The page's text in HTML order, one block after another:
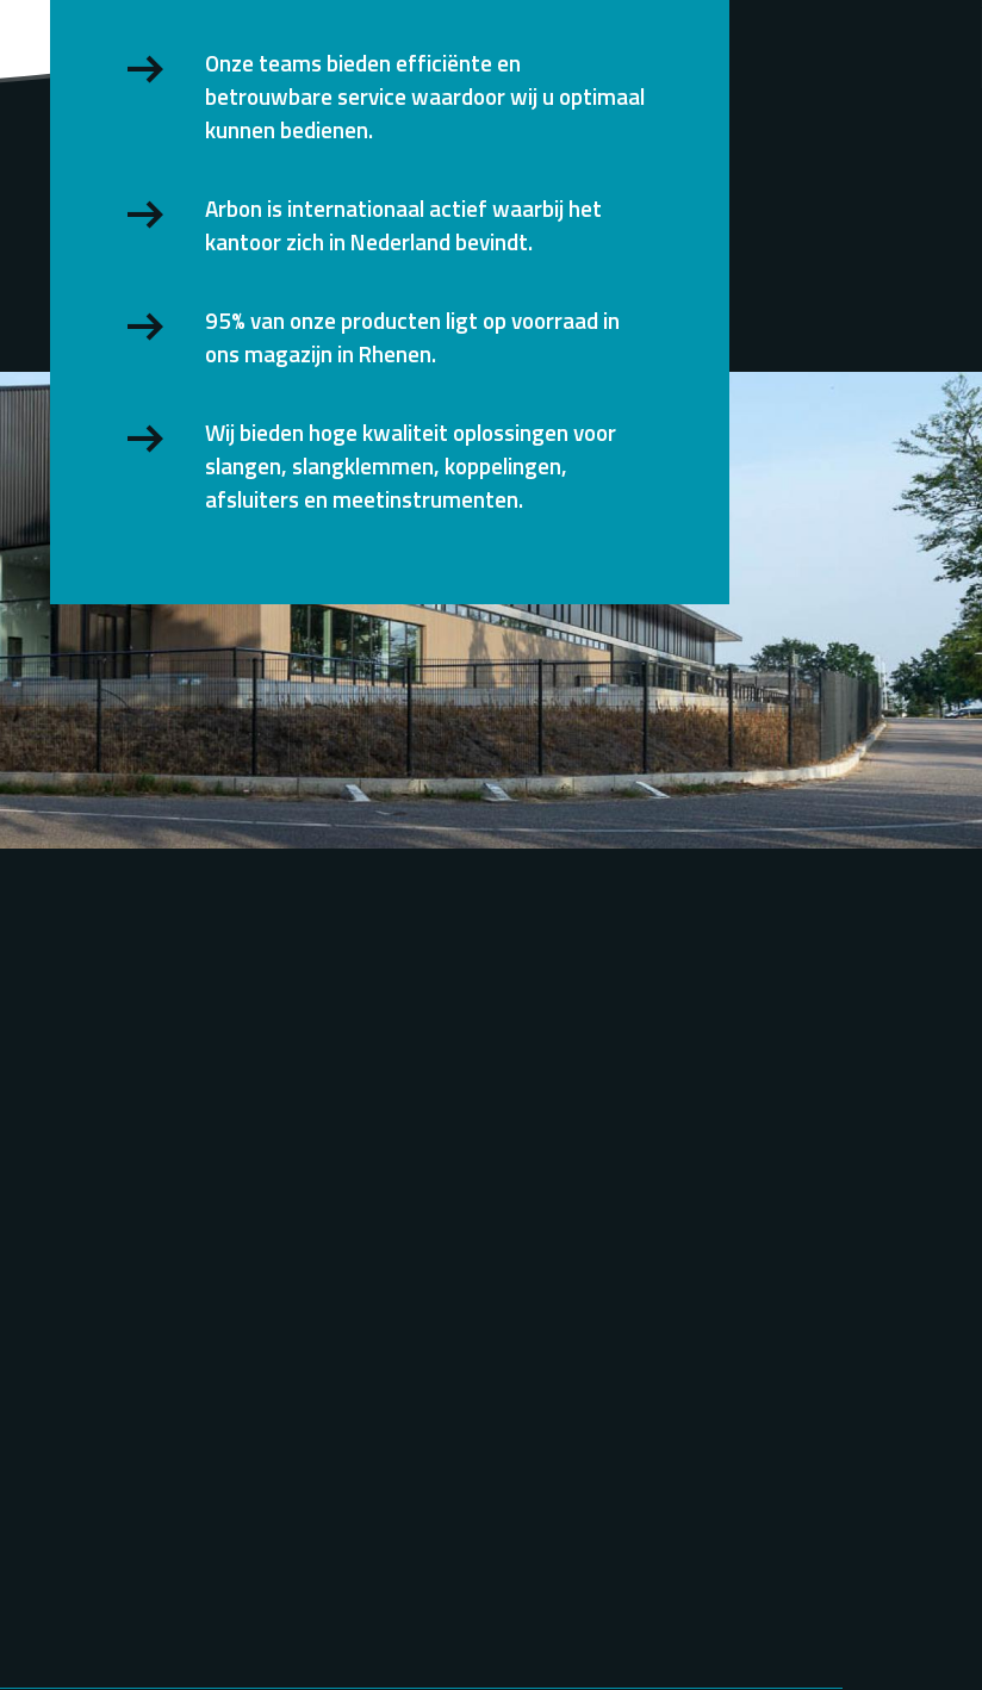
Onze teams bieden efficiënte en
betrouwbare service waardoor wij u optimaal
kunnen bedienen.
Arbon is internationaal actief waarbij het
kantoor zich in Nederland bevindt.
95% van onze producten ligt op voorraad in
ons magazijn in Rhenen.
Wij bieden hoge kwaliteit oplossingen voor
slangen, slangklemmen, koppelingen,
afsluiters en meetinstrumenten.